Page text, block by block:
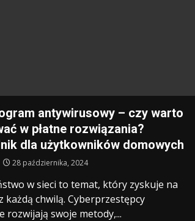
antywirusowy – czy warto
w płatne rozwiązania?
dla użytkowników domowych
28 października, 2024
w sieci to temat, który zyskuje na
każdą chwilą. Cyberprzestępcy
rozwijają swoje metody,...